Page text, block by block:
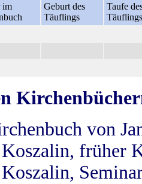
im
Geburt des
Täuflings
Taufe
Täuflings
von
früher